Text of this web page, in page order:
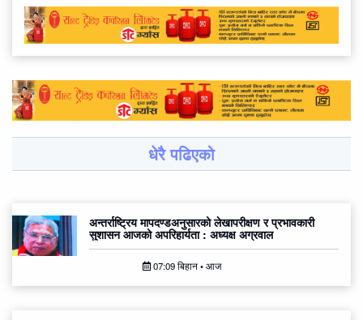
धेरै पढिएको
अन्तर्राष्ट्रिय मापदण्डअनुसारको लेखापरीक्षण र प्रभावकारी
सुशासन आजको अपरिहार्यता : अध्यक्ष अग्रवाल
07:09 बिहान • आज